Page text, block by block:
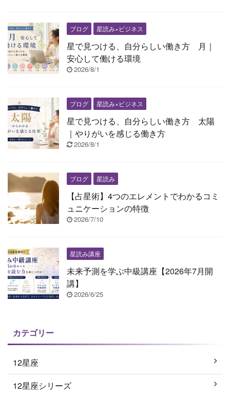
ブログ 星読み×ビジネス
星で見つける、自分らしい働き方 月｜
安心して働ける環境
2026/8/1
ブログ 星読み×ビジネス
星で見つける、自分らしい働き方 太陽
｜やりがいを感じる働き方
2026/8/1
ブログ 星読み
【占星術】4つのエレメントでわかるコミ
ュニケーションの特徴
2026/7/10
星読み講座
未来予測を学ぶ中級講座【2026年7月開
講】
2026/6/25
カテゴリー
12星座
12星座シリーズ